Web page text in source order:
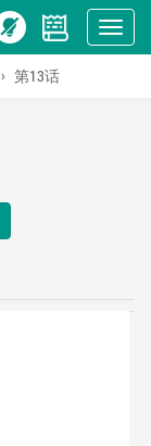
Show
menu
第13话